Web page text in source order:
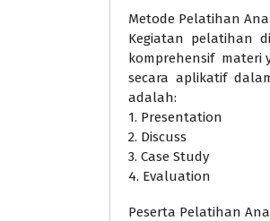
Metode Pelatihan
Kegiatan pelatihan
komprehensif materi
secara aplikatif
adalah:
1. Presentation
2. Discuss
3. Case Study
4. Evaluation
Peserta Pelatihan